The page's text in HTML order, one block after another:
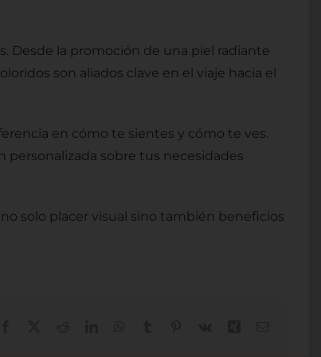
Desde la promoción de una piel radiante
son aliados clave en el viaje hacia el
en cómo te sientes y cómo te ves.
personalizada sobre tus necesidades
solo placer visual sino también beneficios